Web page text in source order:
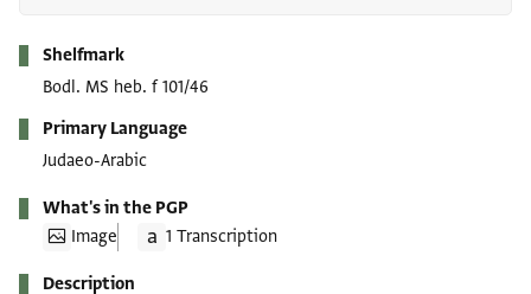
Shelfmark
Bodl. MS heb. f 101/46
Primary Language
Judaeo-Arabic
What's in the PGP
Image
1 Transcription
Description